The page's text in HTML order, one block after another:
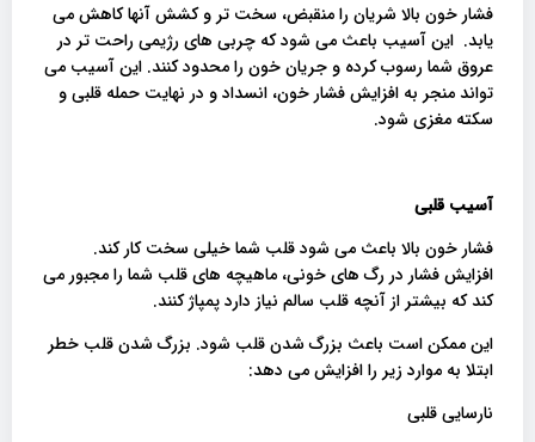
فشار خون بالا شریان را منقبض، سخت تر و کشش آنها کاهش می
یابد. این آسیب باعث می شود که چربی های رژیمی راحت تر در
عروق شما رسوب کرده و جریان خون را محدود کنند. این آسیب می
تواند منجر به افزایش فشار خون، انسداد و در نهایت حمله قلبی و
سکته مغزی شود.
آسیب قلبی
فشار خون بالا باعث می شود قلب شما خیلی سخت کار کند.
افزایش فشار در رگ های خونی، ماهیچه های قلب شما را مجبور می
کند که بیشتر از آنچه قلب سالم نیاز دارد پمپاژ کنند.
این ممکن است باعث بزرگ شدن قلب شود. بزرگ شدن قلب خطر
ابتلا به موارد زیر را افزایش می دهد:
نارسایی قلبی